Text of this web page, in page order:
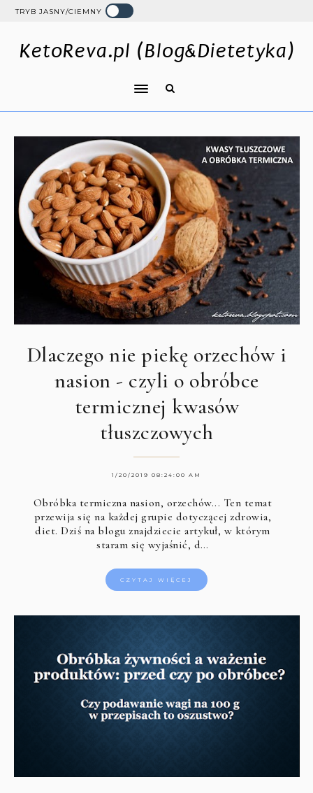
TRYB JASNY/CIEMNY
KetoReva.pl (Blog&Dietetyka)
Dlaczego nie piekę orzechów i
nasion - czyli o obróbce
termicznej kwasów
tłuszczowych
1/20/2019 08:24:00 AM
Obróbka termiczna nasion, orzechów... Ten temat
przewija się na każdej grupie dotyczącej zdrowia,
diet. Dziś na blogu znajdziecie artykuł, w którym
staram się wyjaśnić, d…
CZYTAJ WIĘCEJ